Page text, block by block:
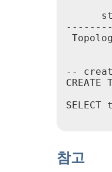
--
참고